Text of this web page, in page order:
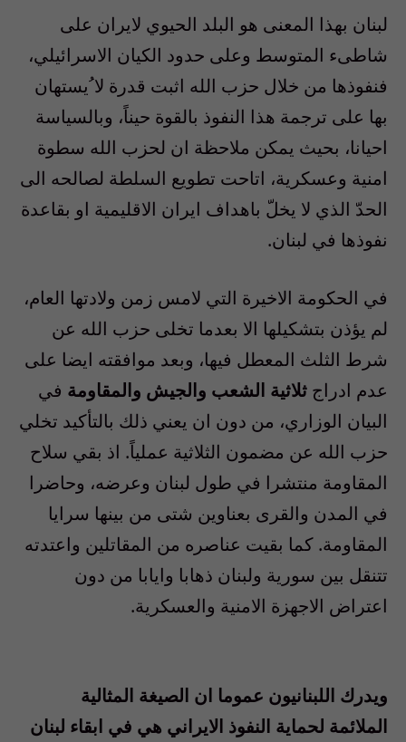
لبنان بهذا المعنى هو البلد الحيوي لايران على
شاطىء المتوسط وعلى حدود الكيان الاسرائيلي،
فنفوذها من خلال حزب الله اثبت قدرة لا ُيستهان
بها على ترجمة هذا النفوذ بالقوة حيناً، وبالسياسة
احيانا، بحيث يمكن ملاحظة ان لحزب الله سطوة
امنية وعسكرية، اتاحت تطويع السلطة لصالحه الى
الحدّ الذي لا يخلّ باهداف ايران الاقليمية او بقاعدة
نفوذها في لبنان.
في الحكومة الاخيرة التي لامس زمن ولادتها العام،
لم يؤذن بتشكيلها الا بعدما تخلى حزب الله عن
شرط الثلث المعطل فيها، وبعد موافقته ايضا على
عدم ادراج ثلاثية الشعب والجيش والمقاومة في
البيان الوزاري، من دون ان يعني ذلك بالتأكيد تخلي
حزب الله عن مضمون الثلاثية عملياً. اذ بقي سلاح
المقاومة منتشرا في طول لبنان وعرضه، وحاضرا
في المدن والقرى بعناوين شتى من بينها سرايا
المقاومة. كما بقيت عناصره من المقاتلين واعتدته
تتنقل بين سورية ولبنان ذهابا وايابا من دون
اعتراض الاجهزة الامنية والعسكرية.
ويدرك اللبنانيون عموما ان الصيغة المثالية
الملائمة لحماية النفوذ الايراني هي في ابقاء لبنان